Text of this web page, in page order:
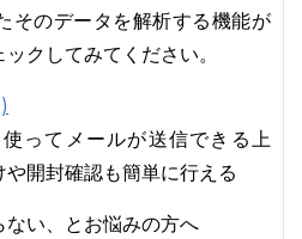
そのデータを解析する機能が
クしてみてください。
ってメールが送信できる上
開封確認も簡単に行える
い、とお悩みの方へ